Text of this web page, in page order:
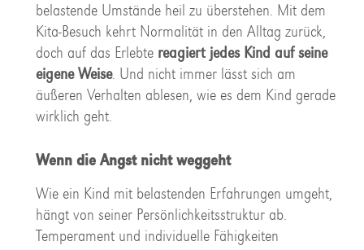
belastende Umstände heil zu überstehen. Mit dem
Kita-Besuch kehrt Normalität in den Alltag zurück,
doch auf das Erlebte reagiert jedes Kind auf seine
eigene Weise. Und nicht immer lässt sich am
äußeren Verhalten ablesen, wie es dem Kind gerade
wirklich geht.
Wenn die Angst nicht weggeht
Wie ein Kind mit belastenden Erfahrungen umgeht,
hängt von seiner Persönlichkeitsstruktur ab.
Temperament und individuelle Fähigkeiten